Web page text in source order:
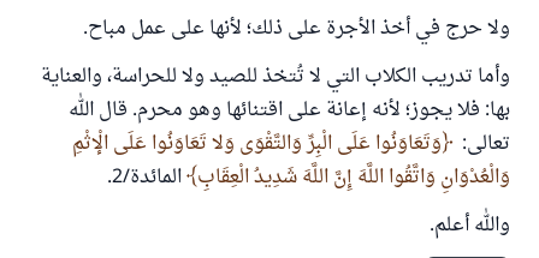
ولا حرج في أخذ الأجرة على ذلك؛ لأنها على عمل مباح.
وأما تدريب الكلاب التي لا تُتخذ للصيد ولا للحراسة، والعناية
بها: فلا يجوز؛ لأنه إعانة على اقتنائها وهو محرم. قال الله
تعالى:
وَتَعَاوَنُوا عَلَى الْبِرِّ وَالتَّقْوَى وَلا تَعَاوَنُوا عَلَى الْإثْمِ
وَالْعُدْوَانِ وَاتَّقُوا اللَّهَ إِنَّ اللَّهَ شَدِيدُ الْعِقَابِ المائدة/2.
والله أعلم.